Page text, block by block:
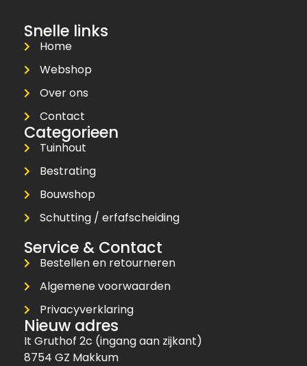
Snelle links
Home
Webshop
Over ons
Contact
Categorieen
Tuinhout
Bestrating
Bouwshop
Schutting / erfafscheiding
Service & Contact
Bestellen en retourneren
Algemene voorwaarden
Privacyverklaring
Nieuw adres
It Gruthof 2c (ingang aan zijkant)
8754 GZ Makkum